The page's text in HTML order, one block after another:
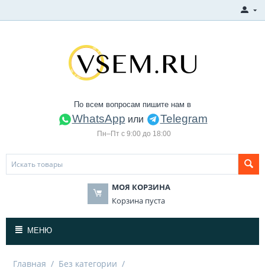
По всем вопросам пишите нам в
WhatsApp или Telegram
Пн–Пт с 9:00 до 18:00
МОЯ КОРЗИНА
Корзина пуста
МЕНЮ
Главная / Без категории /